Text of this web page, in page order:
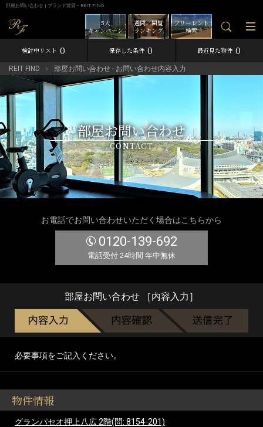
部屋お問い合わせ | ブランド賃貸－REIT FIND
フリーレント
検索
週間／閲覧
ランキング
5大
キャンペーン
検討中リスト 0 保存した条件 0 最近見た物件 0
REIT FIND 部屋お問い合わせ - お問い合わせ内容入力
部屋お問い合わせ
CONTACT
お電話でお問い合わせいただく場合はこちらから
0120-139-692
電話受付 24時間 年中無休
部屋お問い合わせ ［内容入力］
必要事項をご記入ください。
物件情報
グランパセオ押上八広 2階(問: 8154-201)